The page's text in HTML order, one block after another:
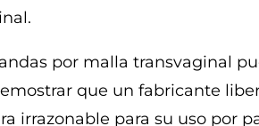
por malla transvaginal
que un fabricante
irrazonable para su uso por